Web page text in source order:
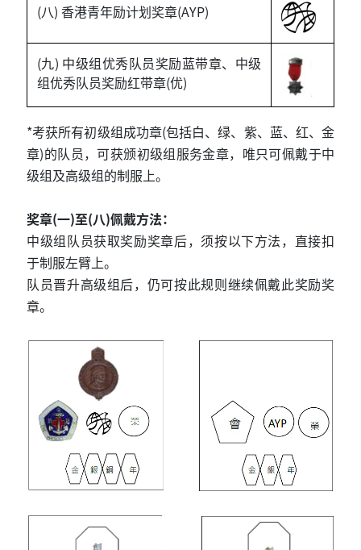
(八) 香港青年励计划奖章(AYP)
(九) 中级组优秀队员奖励蓝带章、中级
组优秀队员奖励红带章(优)
*考获所有初级组成功章(包括白、绿、紫、蓝、红、金
章)的队员，可获颁初级组服务金章，唯只可佩戴于中
级组及高级组的制服上。
奖章(一)至(八)佩戴方法：
中级组队员获取奖励奖章后，须按以下方法，直接扣
于制服左臂上。
队员晋升高级组后，仍可按此规则继续佩戴此奖励奖
章。